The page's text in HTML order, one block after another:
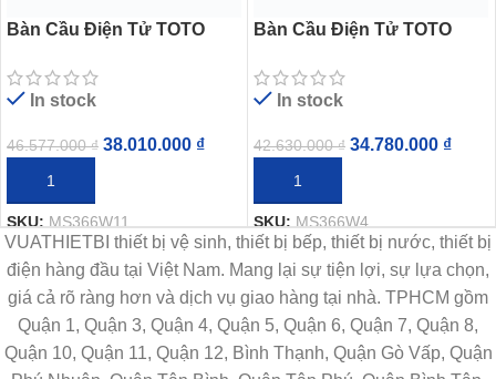
Bàn Cầu Điện Tử TOTO
Mở
In stock
46.577.000₫ 38.010.000 ₫
THÊM VÀO GIỎ HÀNG
SKU:MS366W11
Bàn Cầu Điện Tử TOTO
In stock
42.630.000₫ 34.780.000 ₫
THÊM VÀO GIỎ HÀNG
SKU:MS366W4
VUATHIETBI thiết bị vệ sinh, thiết bị bếp, thiết bị nước, thiết bị
điện hàng đầu tại Việt Nam. Mang lại sự tiện lợi, sự lựa chọn,
giá cả rõ ràng hơn và dịch vụ giao hàng tại nhà. TPHCM gồm
Quận 1, Quận 3, Quận 4, Quận 5, Quận 6, Quận 7, Quận 8,
Quận 10, Quận 11, Quận 12, Bình Thạnh, Quận Gò Vấp, Quận